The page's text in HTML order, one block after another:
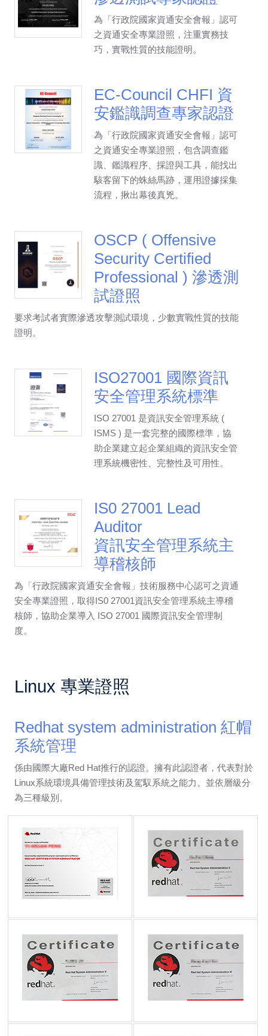
為「行政院國家資通安全會報」認可
之資通安全專業證照，注重實務技
巧，實戰性質的技能證明。
EC-Council CHFI 資
安鑑識調查專家認證
為「行政院國家資通安全會報」認可
之資通安全專業證照，包含調查鑑
識、鑑識程序、採證與工具，能找出
駭客留下的蛛絲馬跡，運用證據採集
流程，揪出幕後真兇。
OSCP ( Offensive
Security Certified
Professional ) 滲透測
試證照
要求考試者實際滲透攻擊測試環境，少數實戰性質的技能
證明。
ISO27001 國際資訊
安全管理系統標準
ISO 27001 是資訊安全管理系統 (
ISMS ) 是一套完整的國際標準，協
助企業建立起企業組織的資訊安全管
理系統機密性、完整性及可用性。
IS0 27001 Lead
Auditor
資訊安全管理系統主
導稽核師
為「行政院國家資通安全會報」技術服務中心認可之資通
安全專業證照，取得IS0 27001資訊安全管理系統主導稽
核師，協助企業導入 ISO 27001 國際資訊安全管理制
度。
Linux 專業證照
Redhat system administration 紅帽
系統管理
係由國際大廠Red Hat推行的認證。擁有此認證者，代表對於
Linux系統環境具備管理技術及駕馭系統之能力。並依層級分
為三種級別。